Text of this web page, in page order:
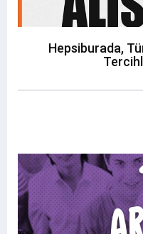
Hepsiburada,